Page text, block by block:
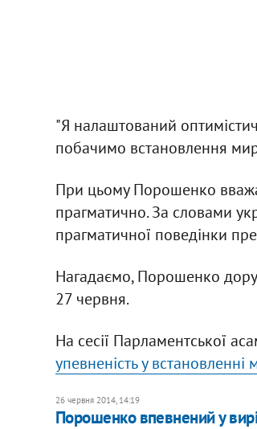
"Я налаштований
побачимо встановлення
При цьому Порошенко
прагматично. За словами
прагматичної поведінки
Нагадаємо, Порошенко
27 червня.
На сесії Парламентської
упевненість у
26 червня 2014, 14:19
Порошенко впевнений у